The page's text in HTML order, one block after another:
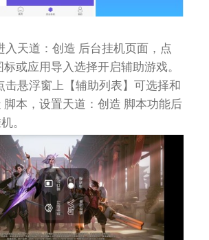
入天道：创造 后台挂机页面，点
或应用导入选择开启辅助游戏。
击悬浮窗上【辅助列表】可选择和
脚本，设置天道：创造 脚本功能后
。